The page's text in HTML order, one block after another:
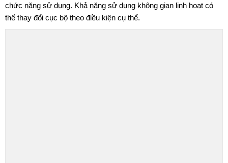
chức năng sử dụng. Khả năng sử dụng không gian linh hoạt có
thể thay đổi cục bộ theo điều kiện cụ thể.